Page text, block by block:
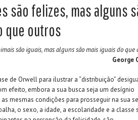
são felizes, mas alguns
que outros
são iguais, mas alguns são mais iguais do que
George
de Orwell para ilustrar a “distribuição”
efeito, embora a sua busca seja um desígnio
mesmas condições para prosseguir na sua
o sexo, a idade, a escolaridade e a classe